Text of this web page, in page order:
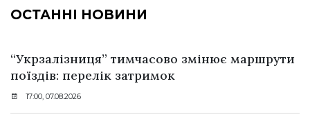
ОСТАННІ НОВИНИ
“Укрзалізниця” тимчасово змінює маршрути
поїздів: перелік затримок
17:00, 07.08.2026